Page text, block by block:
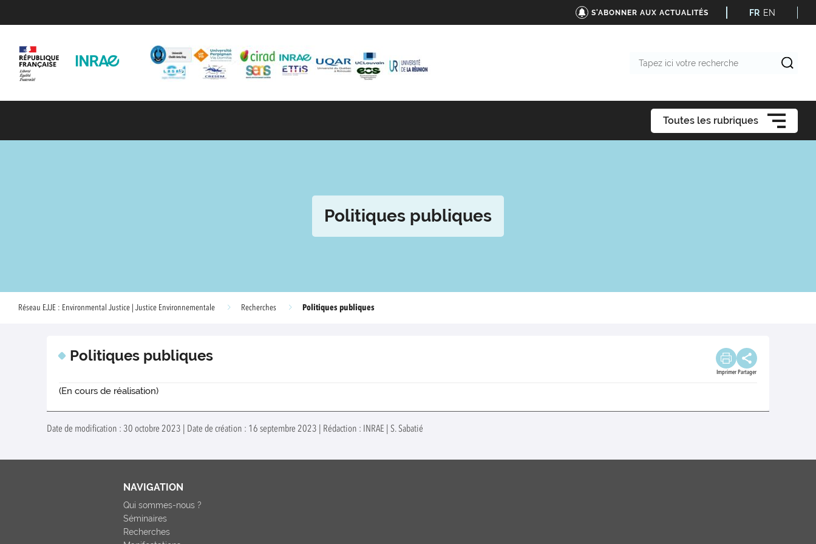
S'ABONNER AUX ACTUALITÉS FR EN
Toutes les rubriques
Politiques publiques
Réseau EJJE : Environmental Justice | Justice Environnementale Recherches Politiques publiques
Politiques publiques
Imprimer Partager
(En cours de réalisation)
Date de modification : 30 octobre 2023 | Date de création : 16 septembre 2023 | Rédaction : INRAE | S. Sabatié
NAVIGATION
Qui sommes-nous ?
Séminaires
Recherches